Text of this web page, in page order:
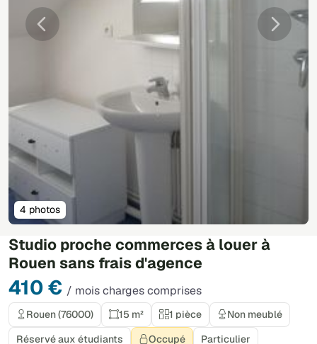
Studio proche commerces à louer à
Rouen sans frais d'agence
410 € / mois charges comprises
Précédente
4 photos
Rouen (76000) 15 m² 1 pièce
Non meublé
Réservé aux étudiants
Occupé
Particulier